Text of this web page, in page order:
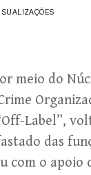
meio do
Label”,
das
com o apoio